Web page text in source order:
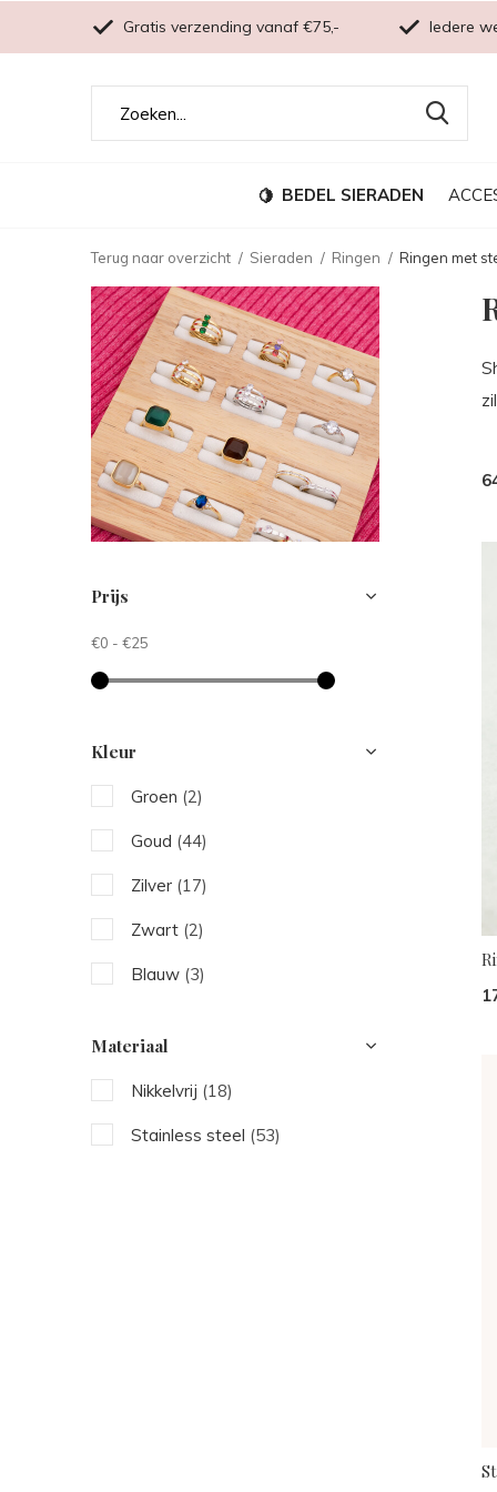
BEDEL SIERADEN
Gratis verzending vanaf €75,- Iedere
Terug naar overzicht Sieraden Ringen Ringen met
Prijs
€0 - €25
Kleur
Groen (2)
Goud (44)
Zilver (17)
Zwart (2)
Blauw (3)
Materiaal
Nikkelvrij (18)
Stainless steel (53)